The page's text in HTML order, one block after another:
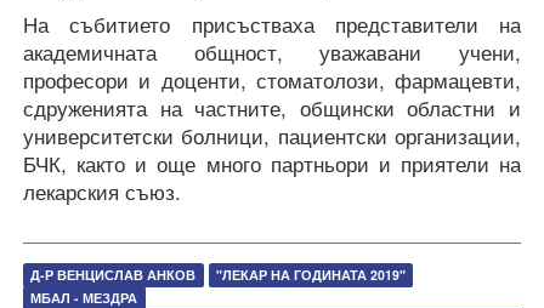
На събитието присъстваха представители на
академичната общност, уважавани учени,
професори и доценти, стоматолози, фармацевти,
сдруженията на частните, общински областни и
университетски болници, пациентски организации,
БЧК, както и още много партньори и приятели на
лекарския съюз.
Д-Р ВЕНЦИСЛАВ АНКОВ
"ЛЕКАР НА ГОДИНАТА 2019"
МБАЛ - МЕЗДРА